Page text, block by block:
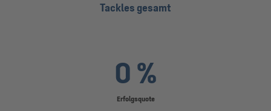
Tackles gesamt
Erfolgsquote
0 %